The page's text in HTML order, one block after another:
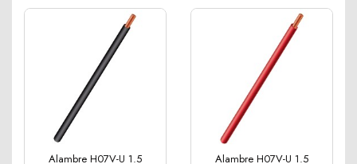
Alambre H07V-U 1.5
Alambre H07V-U 1.5